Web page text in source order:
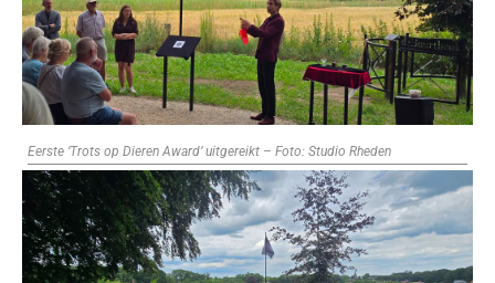
Eerste ‘Trots op Dieren Award’ uitgereikt – Foto: Studio Rheden